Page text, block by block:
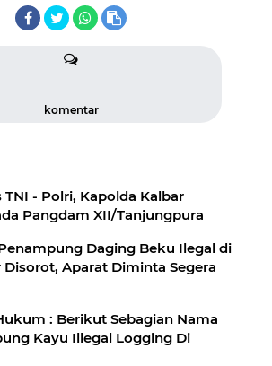
komentar
- Polri, Kapolda Kalbar
Pangdam XII/Tanjungpura
Daging Beku Ilegal di
Aparat Diminta Segera
: Berikut Sebagian Nama
Kayu Illegal Logging Di